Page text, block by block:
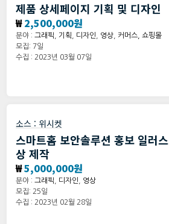
제품 상세페이지 기획 및 디자인
₩2,500,000원
분야 : 그래픽 기획 디자인 영상
커머스, 쇼핑몰
모집: 7일
수집 : 2023년 03월 07일
소스 : 위시켓
스마트홈 보안솔루션 홍보 일러
상 제작
₩5,000,000원
분야 : 그래픽 디자인
영상
모집: 25일
수집 : 2023년 02월 28일